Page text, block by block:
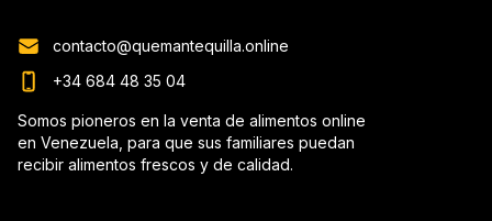
contacto@quemantequilla.online
+34 684 48 35 04
Somos pioneros en la venta de alimentos online
en Venezuela, para que sus familiares puedan
recibir alimentos frescos y de calidad.